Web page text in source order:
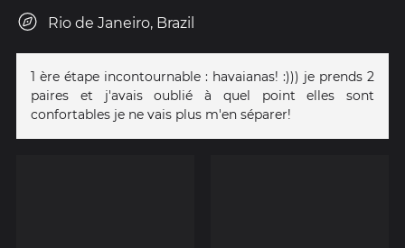
Rio de Janeiro, Brazil
1 ère étape incontournable : havaianas! :))) je prends 2
paires et j'avais oublié à quel point elles sont
confortables je ne vais plus m'en séparer!